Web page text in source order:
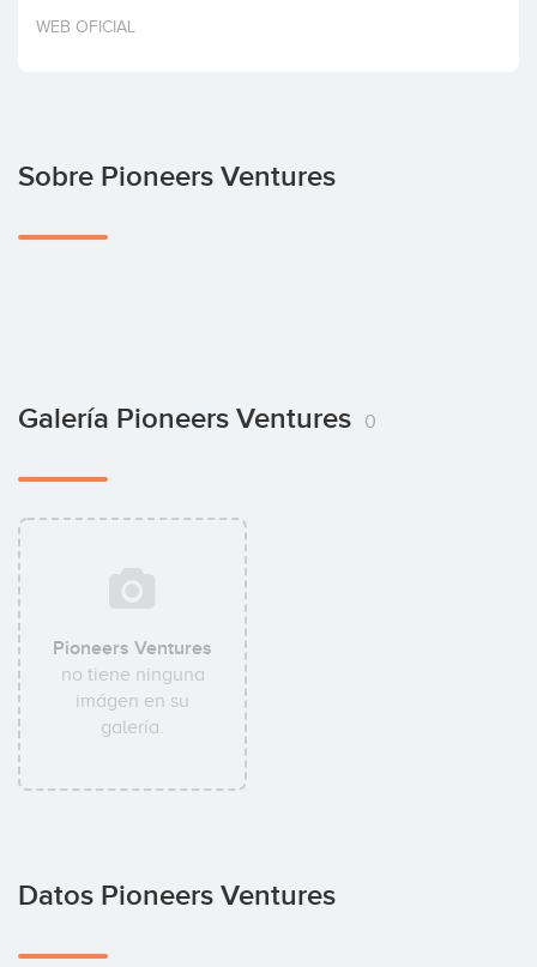
Invertir
WEB OFICIAL
Sobre Pioneers Ventures
Galería Pioneers Ventures 0
Pioneers Ventures
no tiene ninguna
imágen en su
galería.
Datos Pioneers Ventures